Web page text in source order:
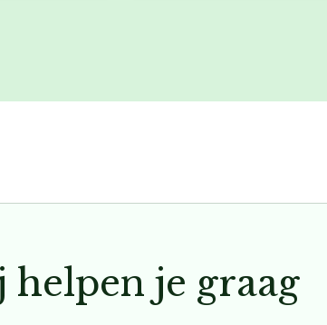
helpen je graag